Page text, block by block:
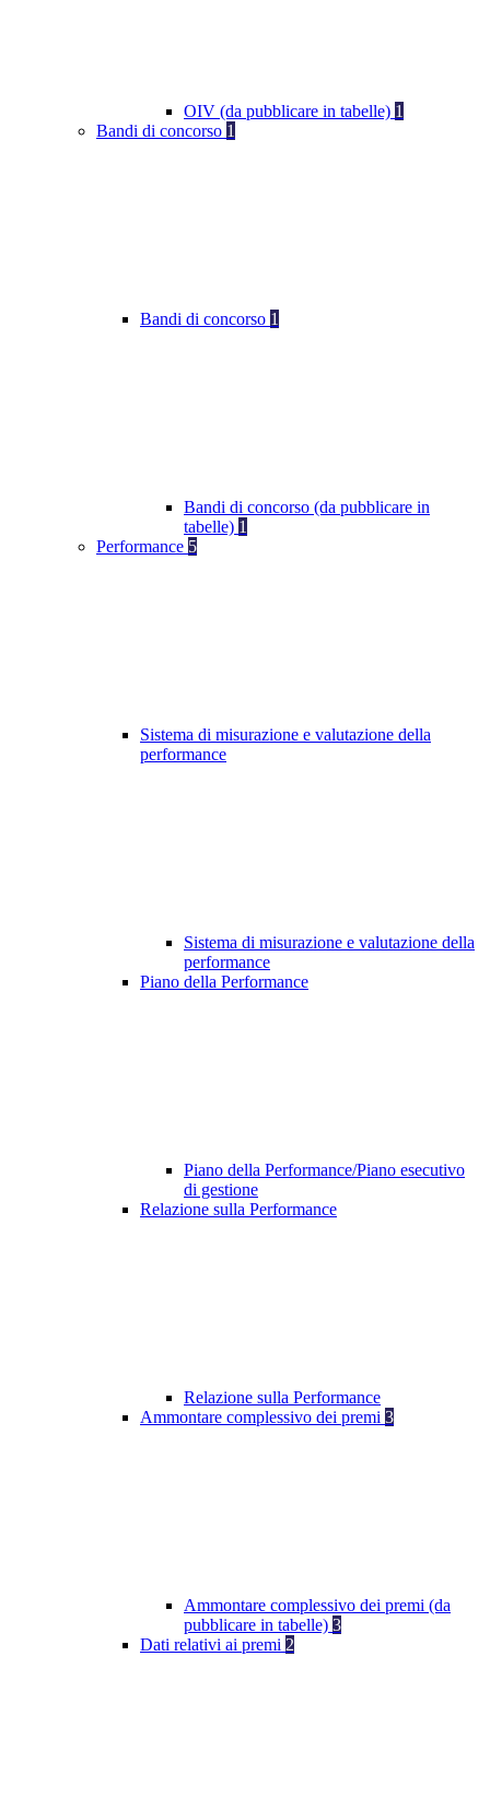
OIV (da pubblicare in tabelle) 1
Bandi di concorso 1
Bandi di concorso 1
Bandi di concorso (da pubblicare in
tabelle) 1
Performance 5
Sistema di misurazione e valutazione della
performance
Sistema di misurazione e valutazione della
performance
Piano della Performance
Piano della Performance/Piano esecutivo
di gestione
Relazione sulla Performance
Relazione sulla Performance
Ammontare complessivo dei premi 3
Ammontare complessivo dei premi (da
pubblicare in tabelle) 3
Dati relativi ai premi 2